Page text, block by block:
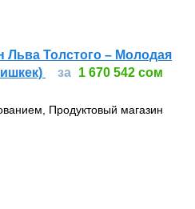
Льва Толстого – Молодая
за 1 670 542 сом
Продуктовый магазин